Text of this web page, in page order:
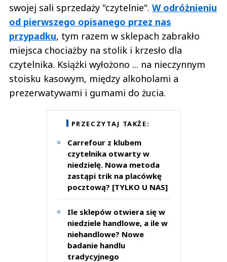
swojej sali sprzedaży "czytelnie". W odróżnieniu
od pierwszego opisanego przez nas
przypadku, tym razem w sklepach zabrakło
miejsca chociażby na stolik i krzesło dla
czytelnika. Książki wyłożono ... na nieczynnym
stoisku kasowym, między alkoholami a
prezerwatywami i gumami do żucia.
PRZECZYTAJ TAKŻE:
Carrefour z klubem
czytelnika otwarty w
niedzielę. Nowa metoda
zastąpi trik na placówkę
pocztową? [TYLKO U NAS]
Ile sklepów otwiera się w
niedziele handlowe, a ile w
niehandlowe? Nowe
badanie handlu
tradycyjnego